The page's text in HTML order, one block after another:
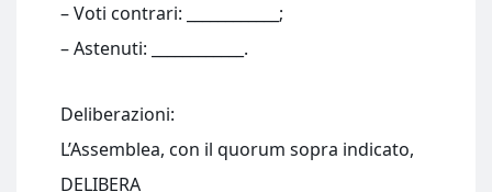
– Voti contrari: ____________;
– Astenuti: ____________.
Deliberazioni:
L’Assemblea, con il quorum sopra indicato,
DELIBERA